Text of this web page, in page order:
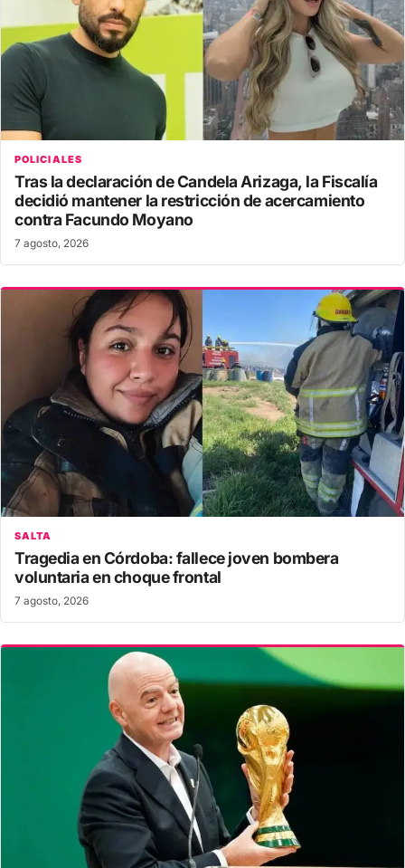
POLICIALES
Tras la declaración de Candela Arizaga, la Fiscalía
decidió mantener la restricción de acercamiento
contra Facundo Moyano
7 agosto, 2026
SALTA
Tragedia en Córdoba: fallece joven bombera
voluntaria en choque frontal
7 agosto, 2026